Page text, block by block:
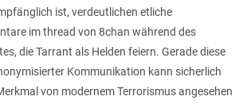
ist, verdeutlichen etliche
im thread von 8chan während des
die Tarrant als Helden feiern. Gerade diese
Kommunikation kann sicherlich
von modernem Terrorismus angesehen